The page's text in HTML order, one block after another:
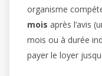
organisme
mois après l’avis
mois ou à durée
payer le loyer